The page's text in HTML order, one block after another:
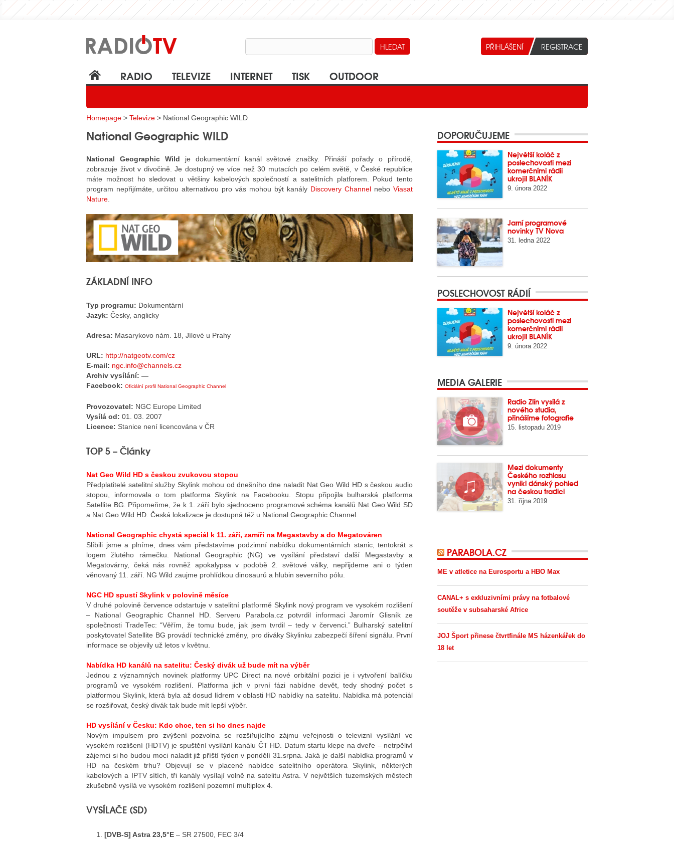
RADIO TELEVIZE INTERNET TISK OUTDOOR
Homepage > Televize > National Geographic WILD
National Geographic WILD
National Geographic Wild je dokumentární kanál světové značky. Přináší pořady o přírodě,
zobrazuje život v divočině. Je dostupný ve více než 30 mutacích po celém světě, v České republice
máte možnost ho sledovat u většiny kabelových společností a satelitních platforem. Pokud tento
program nepřijímáte, určitou alternativou pro vás mohou být kanály Discovery Channel neboViasat
Nature
ZÁKLADNÍ INFO
Typ programu: Dokumentární
Jazyk: Česky, anglicky
Adresa: Masarykovo nám. 18, Jílové u Prahy
URL: http://natgeotv.com/cz
E-mail: ngc.info@channels.cz
Archiv vysílání: —
Facebook: Oficiální profil National Geographic Channel
Provozovatel: NGC Europe Limited
Vysílá od: 01. 03. 2007
Licence: Stanice není licencována v ČR
TOP 5 – Články
Nat Geo Wild HD s českou zvukovou stopou
Předplatitelé satelitní služby Skylink mohou od dnešního dne naladit Nat Geo Wild HD s českou audio
stopou, informovala o tom platforma Skylink na Facebooku. Stopu připojila bulharská platforma
Satellite BG. Připomeňme, že k 1. září bylo sjednoceno programové schéma kanálů Nat Geo Wild SD
a Nat Geo Wild HD. Česká lokalizace je dostupná též u National Geographic Channel.
National Geographic chystá speciál k 11. září, zamíří na Megastavby a do Megatováren
Slíbili jsme a plníme, dnes vám představíme podzimní nabídku dokumentárních stanic, tentokrát s
logem žlutého rámečku. National Geographic (NG) ve vysílání představí další Megastavby a
Megatovárny, čeká nás rovněž apokalypsa v podobě 2. světové války, nepřijdeme ani o týden
věnovaný 11. září. NG Wild zaujme prohlídkou dinosaurů a hlubin severního pólu.
NGC HD spustí Skylink v polovině měsíce
V druhé polovině července odstartuje v satelitní platformě Skylink nový program ve vysokém rozlišení
– National Geographic Channel HD. Serveru Parabola.cz potvrdil informaci Jaromír Glisník ze
společnosti TradeTec: “Věřím, že tomu bude, jak jsem tvrdil – tedy v červenci.” Bulharský satelitní
poskytovatel Satellite BG provádí technické změny, pro diváky Skylinku zabezpečí šíření signálu. První
informace se objevily už letos v květnu.
Nabídka HD kanálů na satelitu: Český divák už bude mít na výběr
Jednou z významných novinek platformy UPC Direct na nové orbitální pozici je i vytvoření balíčku
programů ve vysokém rozlišení. Platforma jich v první fázi nabídne devět, tedy shodný počet s
platformou Skylink, která byla až dosud lídrem v oblasti HD nabídky na satelitu. Nabídka má potenciál
se rozšiřovat, český divák tak bude mít lepší výběr.
HD vysílání v Česku: Kdo chce, ten si ho dnes najde
Novým impulsem pro zvýšení pozvolna se rozšiřujícího zájmu veřejnosti o televizní vysílání ve
vysokém rozlišení (HDTV) je spuštění vysílání kanálu ČT HD. Datum startu klepe na dveře – netrpěliví
zájemci si ho budou moci naladit již příští týden v pondělí 31.srpna. Jaká je další nabídka programů v
HD na českém trhu? Objevují se v placené nabídce satelitního operátora Skylink, některých
kabelových a IPTV sítích, tři kanály vysílají volně na satelitu Astra. V největších tuzemských městech
zkušebně vysílá ve vysokém rozlišení pozemní multiplex 4.
VYSÍLAČE (SD)
[DVB-S] Astra 23,5°E – SR 27500, FEC 3/4
DOPORUČUJEME
Největší koláč z
poslechovosti mezi
komerčními rádii
ukrojil BLANÍK
9. února 2022
Jarní programové
novinky TV Nova
31. ledna 2022
POSLECHOVOST RÁDIÍ
Největší koláč z
poslechovosti mezi
komerčními rádii
ukrojil BLANÍK
9. února 2022
MEDIA GALERIE
Radio Zlín vysílá z
nového studia,
přinášíme fotografie
15. listopadu 2019
Mezi dokumenty
Českého rozhlasu
vynikl dánský pohled
na českou tradici
31. října 2019
PARABOLA.CZ
ME v atletice na Eurosportu a HBO Max
CANAL+ s exkluzivními právy na fotbalové
soutěže v subsaharské Africe
JOJ Šport přinese čtvrtfinále MS házenkářek do
18 let